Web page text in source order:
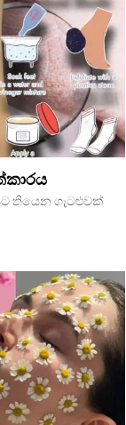
තියෙන ගැටළුවක්